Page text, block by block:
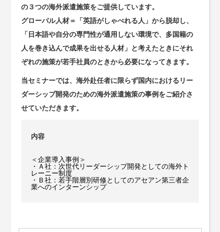
の３つの海外派遣施策をご提供しています。
グローバル人材＝「英語がしゃべれる人」から脱却し、
「日本語や自分の専門性が通用しない環境で、多国籍の
人を巻き込んで成果を出せる人材」と考えたときにそれ
ぞれの施策が若手社員のときから必要になってきます。
当セミナーでは、海外赴任者に限らず国内におけるリー
ダーシップ開発のための海外派遣施策の事例をご紹介さ
せていただきます。
内容
＜企業導入事例＞
・Ａ社：次世代リーダーシップ開発としての海外ト
レーニー制度
・Ｂ社：若手階層別研修としてのアセアン第三者企
業へのインターンシップ